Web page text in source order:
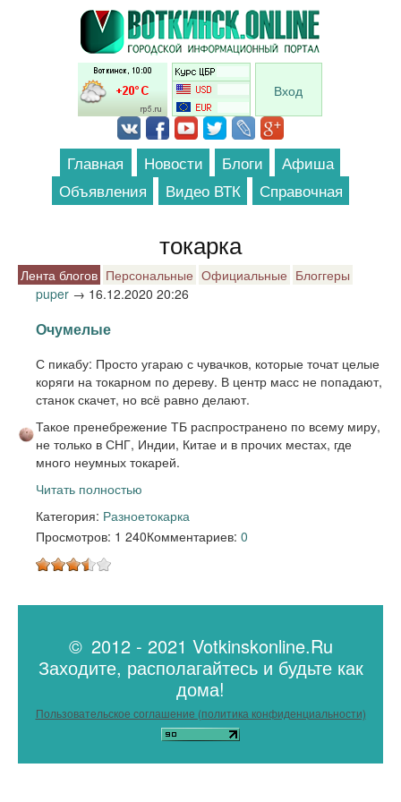
Перейти к основному содержанию
Вход
Главная Новости Блоги
Афиша
Объявления
Видео ВТК Справочная
токарка
Лента блогов Персональные Официальные Блоггеры
puper → 16.12.2020 20:26
Очумелые
С пикабу: Просто угараю с чувачков, которые точат целые
коряги на токарном по дереву. В центр масс не попадают,
станок скачет, но всё равно делают.
Такое пренебрежение ТБ распространено по всему миру,
не только в СНГ, Индии, Китае и в прочих местах, где
много неумных токарей.
Читать полностью
Категория: Разноетокарка
Просмотров: 1 240Комментариев: 0
© 2012 - 2021 Votkinskonline.Ru
Заходите, располагайтесь и будьте как
дома!
Пользовательское соглашение (политика конфиденциальности)